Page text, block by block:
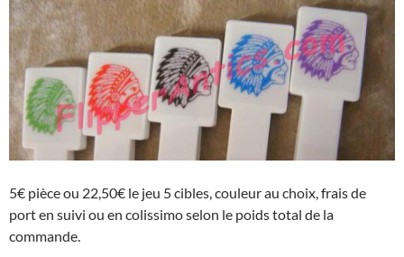
5€ pièce ou 22,50€ le jeu 5 cibles, couleur au choix, frais de
port en suivi ou en colissimo selon le poids total de la
commande.